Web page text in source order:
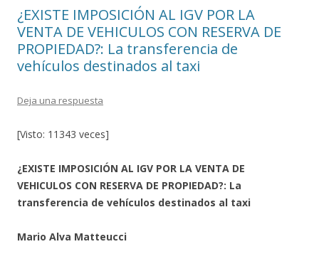
¿EXISTE IMPOSICIÓN AL IGV POR LA
VENTA DE VEHICULOS CON RESERVA DE
PROPIEDAD?: La transferencia de
vehículos destinados al taxi
Deja una respuesta
[Visto: 11343 veces]
¿EXISTE IMPOSICIÓN AL IGV POR LA VENTA DE
VEHICULOS CON RESERVA DE PROPIEDAD?: La
transferencia de vehículos destinados al taxi
Mario Alva Matteucci